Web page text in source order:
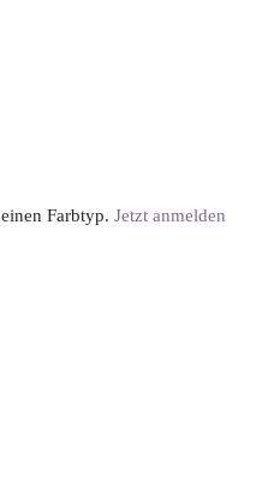
Farbtyp. Jetzt anmelden